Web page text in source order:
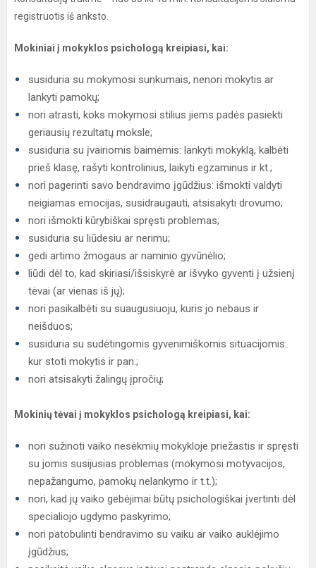
registruotis iš anksto.
Mokiniai į mokyklos psichologą kreipiasi, kai:
susiduria su mokymosi sunkumais, nenori mokytis ar
lankyti pamokų;
nori atrasti, koks mokymosi stilius jiems padės pasiekti
geriausių rezultatų moksle;
susiduria su įvairiomis baimėmis: lankyti mokyklą, kalbėti
prieš klasę, rašyti kontrolinius, laikyti egzaminus ir kt.;
nori pagerinti savo bendravimo įgūdžius: išmokti valdyti
neigiamas emocijas, susidraugauti, atsisakyti drovumo;
nori išmokti kūrybiškai spręsti problemas;
susiduria su liūdesiu ar nerimu;
gedi artimo žmogaus ar naminio gyvūnėlio;
liūdi dėl to, kad skiriasi/išsiskyrė ar išvyko gyventi į užsienį
tėvai (ar vienas iš jų);
nori pasikalbėti su suaugusiuoju, kuris jo nebaus ir
neišduos;
susiduria su sudėtingomis gyvenimiškomis situacijomis:
kur stoti mokytis ir pan.;
nori atsisakyti žalingų įpročių;
Mokinių tėvai į mokyklos psichologą kreipiasi, kai:
nori sužinoti vaiko nesėkmių mokykloje priežastis ir spręsti
su jomis susijusias problemas (mokymosi motyvacijos,
nepažangumo, pamokų nelankymo ir t.t.);
nori, kad jų vaiko gebėjimai būtų psichologiškai įvertinti dėl
specialiojo ugdymo paskyrimo;
nori patobulinti bendravimo su vaiku ar vaiko auklėjimo
įgūdžius;